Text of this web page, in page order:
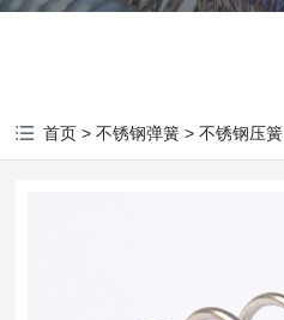
首页 >不锈钢弹簧 >不锈钢压簧